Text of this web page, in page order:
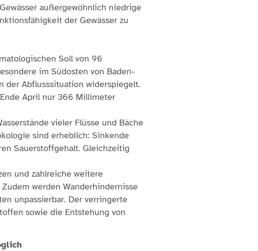
außergewöhnlich niedrige
der Gewässer zu
Soll von 96
im Südosten von Baden-
der Abflusssituation widerspiegelt.
April nur 366 Millimeter
vieler Flüsse und Bäche
sind erheblich: Sinkende
Sauerstoffgehalt. Gleichzeitig
und zahlreiche weitere
werden Wanderhindernisse
unpassierbar. Der verringerte
sowie die Entstehung von